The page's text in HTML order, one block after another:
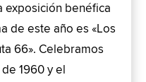
exposición benéfica
de este año es «Los
66». Celebramos
1960 y el